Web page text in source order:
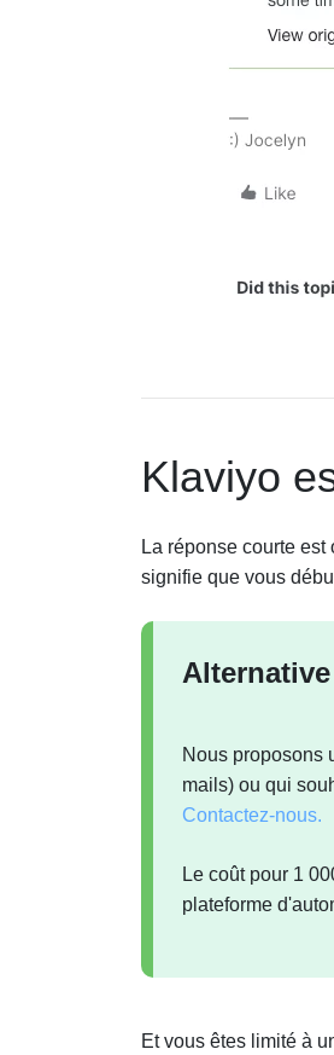
Klaviyo
La réponse courte
signifie que vous
Nous proposons
mails) ou qui
Contactez-nous.
Le coût pour 1
plateforme
Et vous êtes limité à